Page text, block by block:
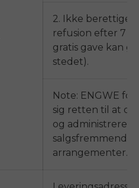
2. Ikke berettiget
refusion efter 7
gratis gave kan
stedet).
Note: ENGWE
sig retten til at
og administrere
salgsfremmende
arrangementer.